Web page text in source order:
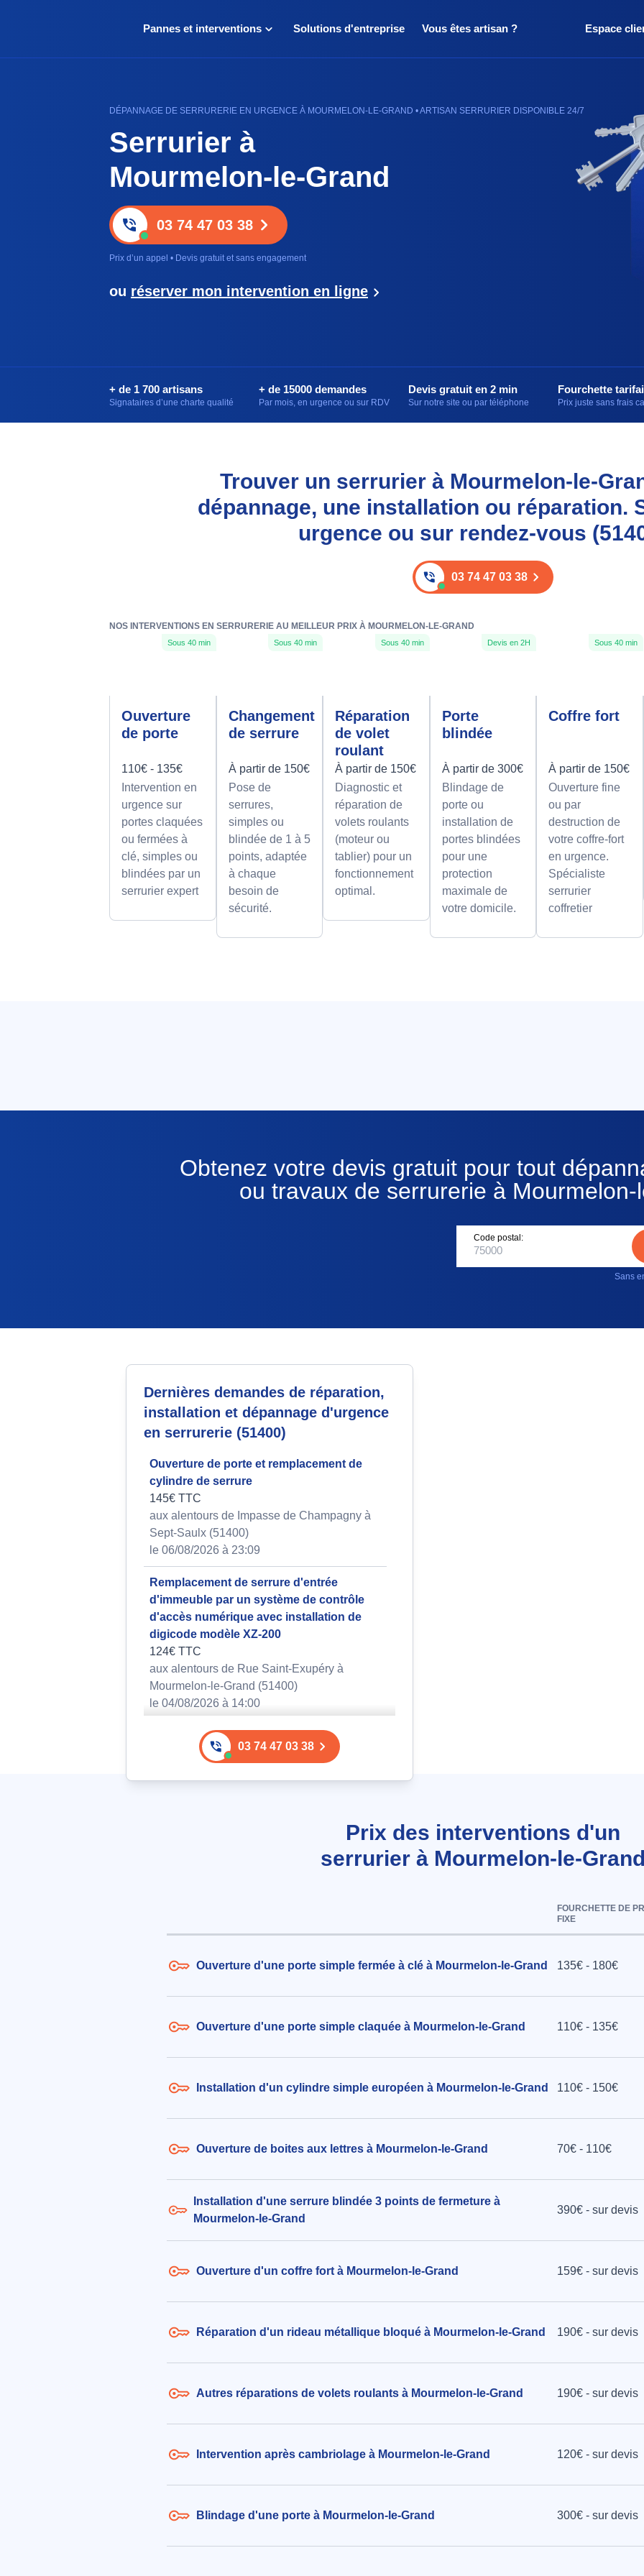
Pannes et interventions Solutions d'entreprise Vous êtes artisan ? Espace
DÉPANNAGE DE SERRURERIE EN URGENCE À MOURMELON-LE-GRAND • ARTISAN SERRURIER DISPONIBLE 24/7
Serrurier à
Mourmelon-le-Grand
03 74 47 03 38
Prix d’un appel • Devis gratuit et sans engagement
ou réserver mon intervention en ligne
+ de 1 700 artisans
Signataires d’une charte qualité
+ de 15000 demandes
Par mois, en urgence ou sur RDV
Devis gratuit en 2 min
Sur notre site ou par téléphone
Fourchette
Prix juste sans frais
Trouver un serrurier à Mourmelon-le-
dépannage, une installation ou réparation.
urgence ou sur rendez-vous
03 74 47 03 38
NOS INTERVENTIONS EN SERRURERIE AU MEILLEUR PRIX À MOURMELON-LE-GRAND
Sous 40 min
Ouverture
de porte
110€ - 135€
Intervention en
urgence sur
portes claquées
ou fermées à
clé, simples ou
blindées par un
serrurier expert
Sous 40 min
Changement
de serrure
À partir de 150€
Pose de
serrures,
simples ou
blindée de 1 à 5
points, adaptée
à chaque
besoin de
sécurité.
Sous 40 min
Réparation
de volet
roulant
À partir de 150€
Diagnostic et
réparation de
volets roulants
(moteur ou
tablier) pour un
fonctionnement
optimal.
Devis en 2H
Porte
blindée
À partir de 300€
Blindage de
porte ou
installation de
portes blindées
pour une
protection
maximale de
votre domicile.
Sous 40 min
Coffre fort
À partir de 150€
Ouverture fine
ou par
destruction de
votre coffre-fort
en urgence.
Spécialiste
serrurier
coffretier
Obtenez votre devis gratuit pour tout
ou travaux de serrurerie à Mourmelon-
Code postal:
Sans
Dernières demandes de réparation,
installation et dépannage d'urgence
en serrurerie (51400)
Ouverture de porte et remplacement de
cylindre de serrure
145€ TTC
aux alentours de Impasse de Champagny à
Sept-Saulx (51400)
le 06/08/2026 à 23:09
Remplacement de serrure d'entrée
d'immeuble par un système de contrôle
d'accès numérique avec installation de
digicode modèle XZ-200
124€ TTC
aux alentours de Rue Saint-Exupéry à
Mourmelon-le-Grand (51400)
le 04/08/2026 à 14:00
Pose d'une plaque de protection sur porte
endommagée suite à intervention des
le 06/08/2026 à 16:43
aux alentours de Rue Miss Smalley à Bouy
le 06/08/2026 à 12:58
03 74 47 03 38
Prix des interventions d'un
serrurier à Mourmelon-le-
FOURCHETTE DE
FIXE
Ouverture d'une porte simple fermée à clé à Mourmelon-le-Grand 135€ - 180€
Ouverture d'une porte simple claquée à Mourmelon-le-Grand 110€ - 135€
Installation d'un cylindre simple européen à Mourmelon-le-Grand 110€ - 150€
Ouverture de boites aux lettres à Mourmelon-le-Grand 70€ - 110€
Installation d'une serrure blindée 3 points de fermeture à
Mourmelon-le-Grand
390€ - sur devis
Ouverture d'un coffre fort à Mourmelon-le-Grand 159€ - sur devis
Réparation d'un rideau métallique bloqué à Mourmelon-le-Grand 190€ - sur devis
Autres réparations de volets roulants à Mourmelon-le-Grand 190€ - sur devis
Intervention après cambriolage à Mourmelon-le-Grand 120€ - sur devis
Blindage d'une porte à Mourmelon-le-Grand 300€ - sur devis